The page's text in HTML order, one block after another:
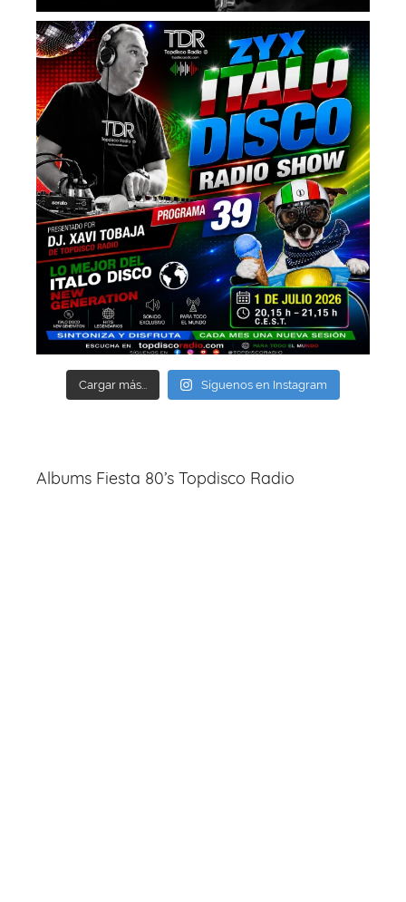
Cargar más... Síguenos en Instagram
Albums Fiesta 80’s Topdisco Radio